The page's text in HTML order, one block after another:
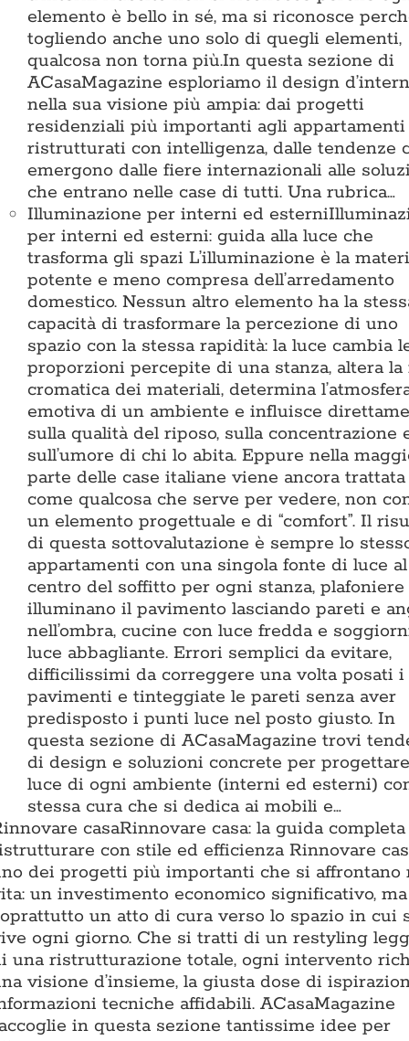
elemento è bello in sé, ma si riconosce
togliendo anche uno solo di quegli elementi,
qualcosa non torna più.In questa sezione di
ACasaMagazine esploriamo il design
nella sua visione più ampia: dai progetti
residenziali più importanti agli appartamenti
ristrutturati con intelligenza, dalle tendenze
emergono dalle fiere internazionali alle
che entrano nelle case di tutti. Una rubrica…
Illuminazione per interni ed esterni
per interni ed esterni: guida alla luce che
trasforma gli spazi L’illuminazione è la
potente e meno compresa dell’arredamento
domestico. Nessun altro elemento ha la
capacità di trasformare la percezione di uno
spazio con la stessa rapidità: la luce cambia
proporzioni percepite di una stanza, altera la
cromatica dei materiali, determina
emotiva di un ambiente e influisce
sulla qualità del riposo, sulla concentrazione
sull’umore di chi lo abita. Eppure nella
parte delle case italiane viene ancora trattata
come qualcosa che serve per vedere, non
un elemento progettuale e di “comfort”. Il
di questa sottovalutazione è sempre lo
appartamenti con una singola fonte di luce al
centro del soffitto per ogni stanza, plafoniere
illuminano il pavimento lasciando pareti e
nell’ombra, cucine con luce fredda e
luce abbagliante. Errori semplici da evitare,
difficilissimi da correggere una volta posati i
pavimenti e tinteggiate le pareti senza aver
predisposto i punti luce nel posto giusto. In
questa sezione di ACasaMagazine trovi
di design e soluzioni concrete per
luce di ogni ambiente (interni ed esterni)
stessa cura che si dedica ai mobili e…
casaRinnovare casa: la guida
con stile ed efficienza Rinnovare
dei progetti più importanti che si affrontano
un investimento economico significativo, ma
un atto di cura verso lo spazio in cui
ogni giorno. Che si tratti di un restyling
una ristrutturazione totale, ogni intervento
visione d’insieme, la giusta dose di
tecniche affidabili. ACasaMagazine
in questa sezione tantissime idee per